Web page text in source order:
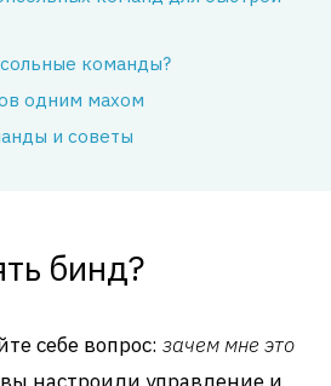
команды?
одним махом
и советы
бинд?
себе вопрос: зачем мне это